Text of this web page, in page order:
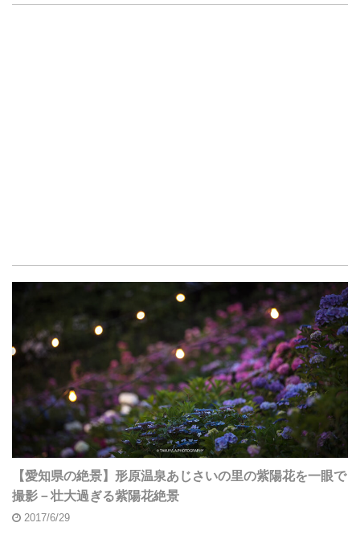
【愛知県の絶景】形原温泉あじさいの里の紫陽花を一眼で
撮影－壮大過ぎる紫陽花絶景
2017/6/29